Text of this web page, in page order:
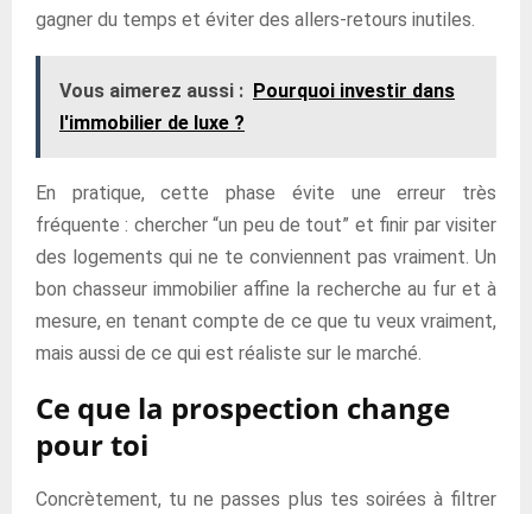
gagner du temps et éviter des allers-retours inutiles.
Vous aimerez aussi : Pourquoi investir dans
l'immobilier de luxe ?
En pratique, cette phase évite une erreur très
fréquente : chercher “un peu de tout” et finir par visiter
des logements qui ne te conviennent pas vraiment. Un
bon chasseur immobilier affine la recherche au fur et à
mesure, en tenant compte de ce que tu veux vraiment,
mais aussi de ce qui est réaliste sur le marché.
Ce que la prospection change
pour toi
Concrètement, tu ne passes plus tes soirées à filtrer